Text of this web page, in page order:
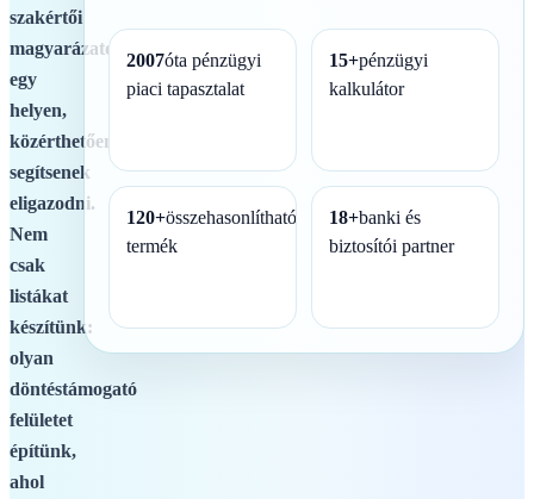
szakértői
magyarázatok
egy
helyen,
közérthetően
segítsenek
eligazodni.
Nem
csak
listákat
készítünk:
olyan
döntéstámogató
felületet
építünk,
ahol
2007óta pénzügyi
piaci tapasztalat
15+pénzügyi
kalkulátor
120+összehasonlítható
termék
18+banki és
biztosítói partner